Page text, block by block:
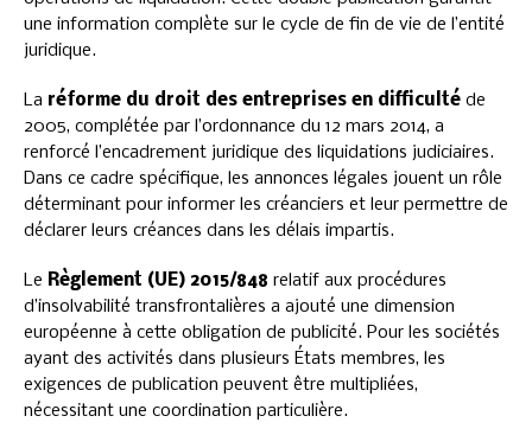
une information complète sur le cycle de fin de vie de l’entité
juridique.
La réforme du droit des entreprises en difficulté de
2005, complétée par l’ordonnance du 12 mars 2014, a
renforcé l’encadrement juridique des liquidations judiciaires.
Dans ce cadre spécifique, les annonces légales jouent un rôle
déterminant pour informer les créanciers et leur permettre de
déclarer leurs créances dans les délais impartis.
Le Règlement (UE) 2015/848 relatif aux procédures
d’insolvabilité transfrontalières a ajouté une dimension
européenne à cette obligation de publicité. Pour les sociétés
ayant des activités dans plusieurs États membres, les
exigences de publication peuvent être multipliées,
nécessitant une coordination particulière.